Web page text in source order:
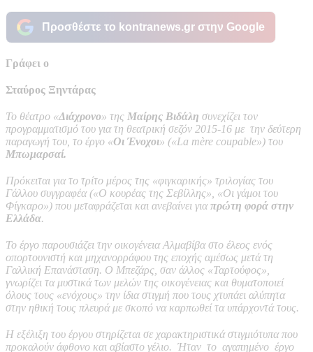
Προσθέστε το kontranews.gr στην Google
Γράφει ο
Σταύρος Ξηντάρας
Το θέατρο «Διάχρονο» της Μαίρης Βιδάλη συνεχίζει τον
προγραμματισμό του για τη θεατρική σεζόν 2015-16 με την δεύτερη
παραγωγή του, το έργο «Οι Ένοχοι» («La mère coupable») του
Μπωμαρσαί.
Πρόκειται για το τρίτο μέρος της «φιγκαρικής» τριλογίας του
Γάλλου συγγραφέα («Ο κουρέας της Σεβίλλης», «Οι γάμοι του
Φίγκαρο») που μεταφράζεται και ανεβαίνει γιαπρώτη φορά στην
Ελλάδα.
Το έργο παρουσιάζει την οικογένεια Αλμαβίβα στο έλεος ενός
οπορτουνιστή και μηχανορράφου της εποχής αμέσως μετά τη
Γαλλική Επανάσταση. Ο Μπεζάρς, σαν άλλος «Ταρτούφος»,
γνωρίζει τα μυστικά των μελών της οικογένειας και θυματοποιεί
όλους τους «ενόχους» την ίδια στιγμή που τους χτυπάει αλύπητα
στην ηθική τους πλευρά με σκοπό να καρπωθεί τα υπάρχοντά τους.
Η εξέλιξη του έργου στηρίζεται σε χαρακτηριστικά στιγμιότυπα που
προκαλούν άφθονο και αβίαστο γέλιο. Ήταν το αγαπημένο έργο